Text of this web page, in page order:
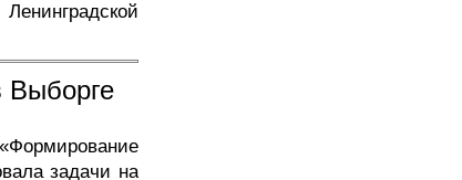
Выборге
задачи на